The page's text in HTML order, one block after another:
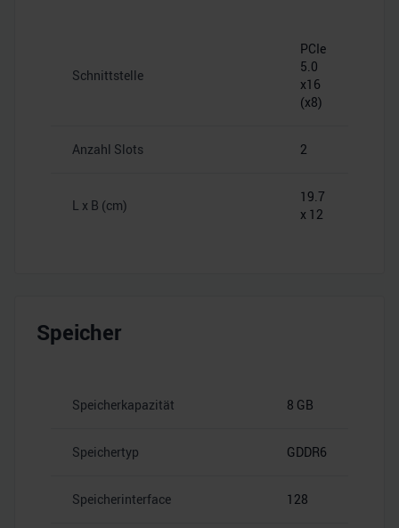
Schnittstelle
PCIe
5.0
x16
(x8)
Anzahl Slots 2
L x B (cm)
19.7
x 12
Speicher
Speicherkapazität 8 GB
Speichertyp GDDR6
Speicherinterface 128